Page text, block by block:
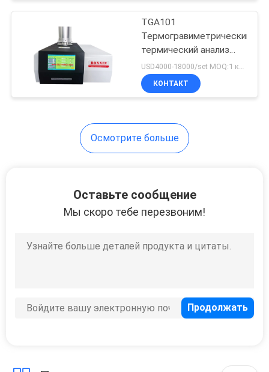
TGA101
Термогравиметрический
термический анализ
TGA DSC Лаборатория
TGA Теплоанализатор
Испытательное
USD4000-18000/set MOQ:1 комплект
КОНТАКТ
Осмотрите больше
Оставьте сообщение
Мы скоро тебе перезвоним!